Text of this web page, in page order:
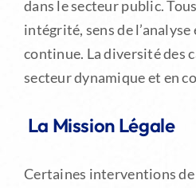
dans le secteur public.
intégrité, sens de
continue. La diversité des
secteur dynamique et en
La Mission Légale
Certaines interventions